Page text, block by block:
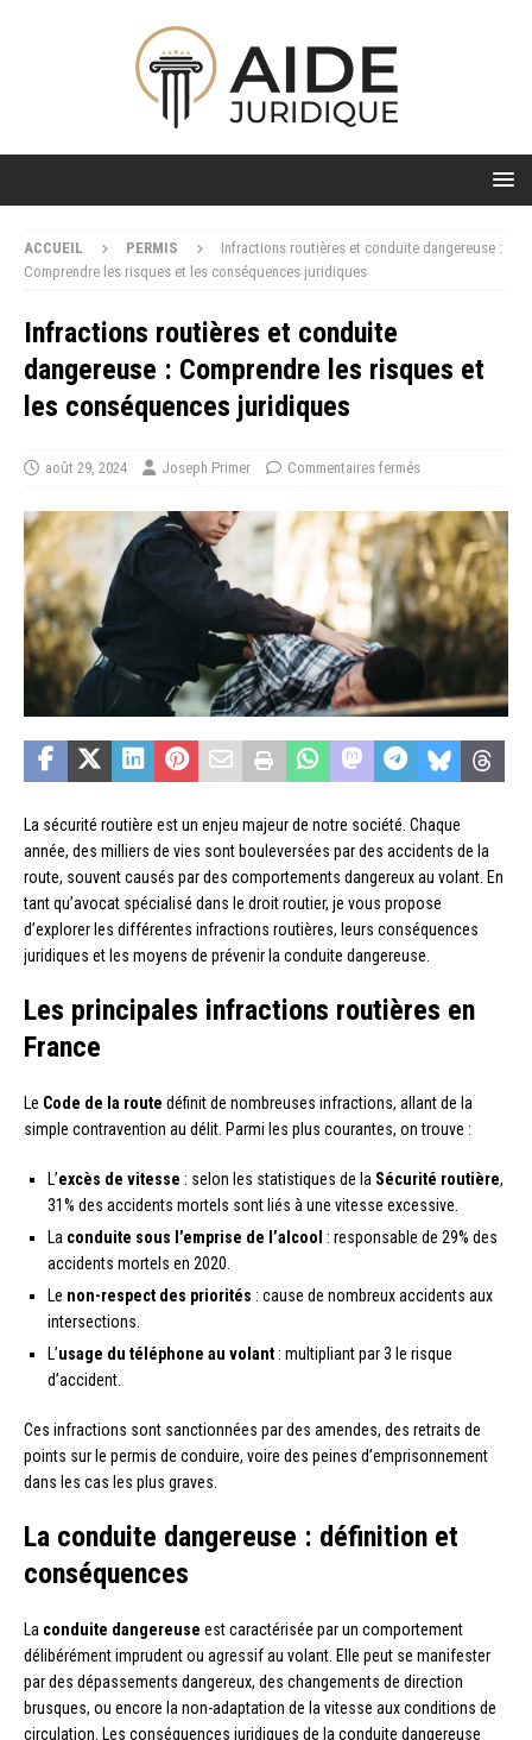
ACCUEIL PERMIS
Infractions routières et conduite dangereuse :
Comprendre les risques et les conséquences juridiques
Infractions routières et conduite
dangereuse : Comprendre les risques et
les conséquences juridiques
août 29, 2024 Joseph Primer Commentaires fermés
La sécurité routière est un enjeu majeur de notre société. Chaque
année, des milliers de vies sont bouleversées par des accidents de la
route, souvent causés par des comportements dangereux au volant. En
tant qu’avocat spécialisé dans le droit routier, je vous propose
d’explorer les différentes infractions routières, leurs conséquences
juridiques et les moyens de prévenir la conduite dangereuse.
Les principales infractions routières en
France
Le Code de la route définit de nombreuses infractions, allant de la
simple contravention au délit. Parmi les plus courantes, on trouve :
L’excès de vitesse : selon les statistiques de la Sécurité routière,
31% des accidents mortels sont liés à une vitesse excessive.
La conduite sous l’emprise de l’alcool : responsable de 29% des
accidents mortels en 2020.
Le non-respect des priorités : cause de nombreux accidents aux
intersections.
L’usage du téléphone au volant : multipliant par 3 le risque
d’accident.
Ces infractions sont sanctionnées par des amendes, des retraits de
points sur le permis de conduire, voire des peines d’emprisonnement
dans les cas les plus graves.
La conduite dangereuse : définition et
conséquences
La conduite dangereuse est caractérisée par un comportement
délibérément imprudent ou agressif au volant. Elle peut se manifester
par des dépassements dangereux, des changements de direction
brusques, ou encore la non-adaptation de la vitesse aux conditions de
circulation. Les conséquences juridiques de la conduite dangereuse